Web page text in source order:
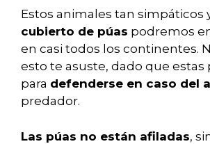
Estos animales tan simpáticos
cubierto de púas podremos
en casi todos los continentes.
esto te asuste, dado que estas
para defenderse en caso del
predador.
Las púas no están afiladas,